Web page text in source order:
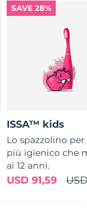
SAVE 28%
ISSA™ kids
Lo spazzolino
più igienico che
ai 12 anni.
USD 91,59